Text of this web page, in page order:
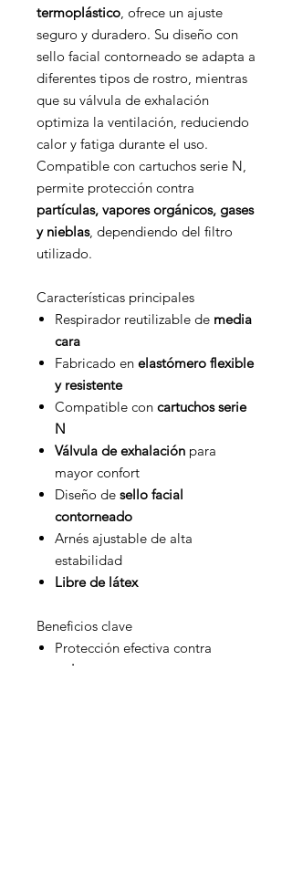
termoplástico, ofrece un ajuste
seguro y duradero. Su diseño con
sello facial contorneado se adapta a
diferentes tipos de rostro, mientras
que su válvula de exhalación
optimiza la ventilación, reduciendo
calor y fatiga durante el uso.
Compatible con cartuchos serie N,
permite protección contra
partículas, vapores orgánicos, gases
y nieblas, dependiendo del filtro
utilizado.
Características principales
Respirador reutilizable de media
cara
Fabricado en elastómero flexible
y resistente
Compatible con cartuchos serie
N
Válvula de exhalación para
mayor confort
Diseño de sello facial
contorneado
Arnés ajustable de alta
estabilidad
Libre de látex
Beneficios clave
Protección efectiva contra
polvos, vapores y gases